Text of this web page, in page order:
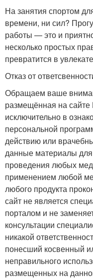
На занятия спортом
времени, ни сил?
работы — это и
несколько простых
превратится в
Отказ от
Обращаем ваше
размещённая на
исключительно в
персональной
действию или
данные материалы для
проведения любых
применением любой
любого продукта
сайт не является
порталом и не
консультации
никакой
понесший косвенный
неправильного
размещенных на